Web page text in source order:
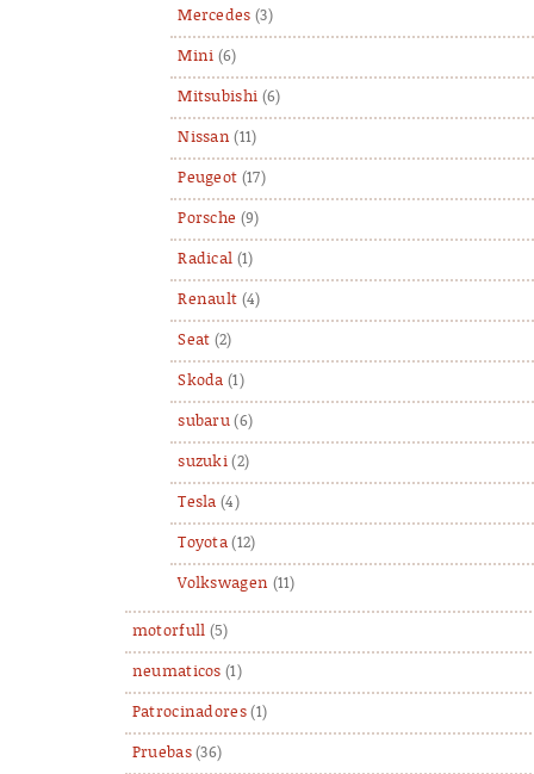
Mercedes (3)
Mini (6)
Mitsubishi (6)
Nissan (11)
Peugeot (17)
Porsche (9)
Radical (1)
Renault (4)
Seat (2)
Skoda (1)
subaru (6)
suzuki (2)
Tesla (4)
Toyota (12)
Volkswagen (11)
motorfull (5)
neumaticos (1)
Patrocinadores(1)
Pruebas(36)